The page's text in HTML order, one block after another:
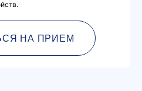
НА ПРИЕМ